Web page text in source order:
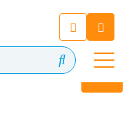
chatbot